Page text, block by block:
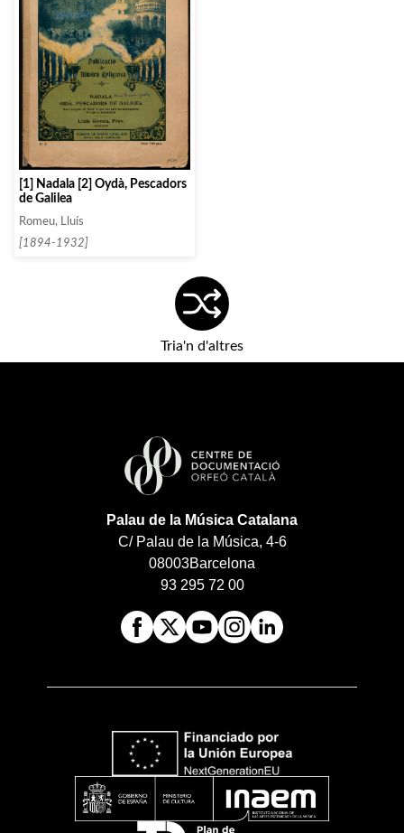
[1] Nadala [2] Oydà, Pescadors
de Galilea
Romeu, Lluís
[1894-1932]
Tria'n d'altres
Palau de la Música Catalana
C/ Palau de la Música, 4-6
08003Barcelona
93 295 72 00